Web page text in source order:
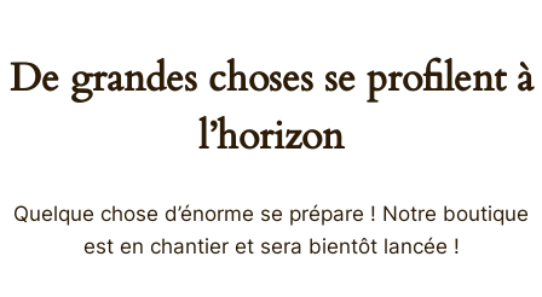
De grandes choses se profilent à
l’horizon
Quelque chose d’énorme se prépare ! Notre boutique
est en chantier et sera bientôt lancée !